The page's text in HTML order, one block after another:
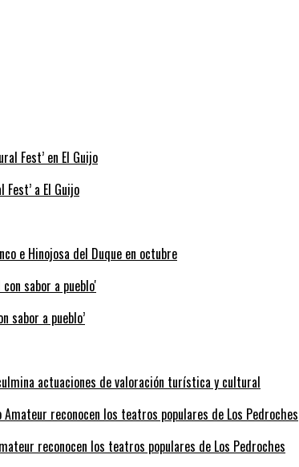
Fest’ a El Guijo
e Hinojosa del Duque en octubre
sabor a pueblo’
actuaciones de valoración turística y cultural
reconocen los teatros populares de Los Pedroches